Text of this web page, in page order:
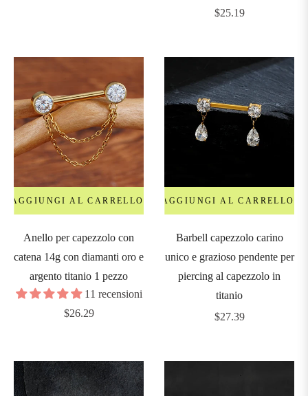
Prezzo
$25.19
AGGIUNGI AL CARRELLO
Anello per capezzolo con
catena 14g con diamanti oro e
argento titanio 1 pezzo
11 recensioni
Prezzo
$26.29
AGGIUNGI AL CARRELLO
Barbell capezzolo carino
unico e grazioso pendente per
piercing al capezzolo in
titanio
Prezzo
$27.39